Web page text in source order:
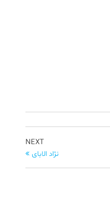
Post
NEXT
نژاد الابای